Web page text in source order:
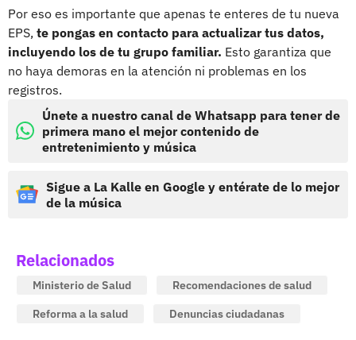
Por eso es importante que apenas te enteres de tu nueva
EPS, te pongas en contacto para actualizar tus datos,
incluyendo los de tu grupo familiar. Esto garantiza que
no haya demoras en la atención ni problemas en los
registros.
Únete a nuestro canal de Whatsapp para tener de
primera mano el mejor contenido de
entretenimiento y música
Sigue a La Kalle en Google y entérate de lo mejor
de la música
Relacionados
Ministerio de Salud
Recomendaciones de salud
Reforma a la salud
Denuncias ciudadanas